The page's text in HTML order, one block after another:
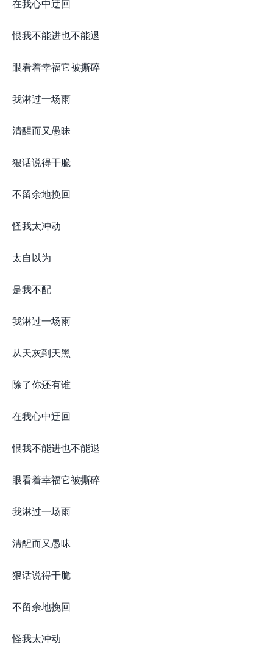
在我心中迂回
恨我不能进也不能退
眼看着幸福它被撕碎
我淋过一场雨
清醒而又愚昧
狠话说得干脆
不留余地挽回
怪我太冲动
太自以为
是我不配
我淋过一场雨
从天灰到天黑
除了你还有谁
在我心中迂回
恨我不能进也不能退
眼看着幸福它被撕碎
我淋过一场雨
清醒而又愚昧
狠话说得干脆
不留余地挽回
怪我太冲动